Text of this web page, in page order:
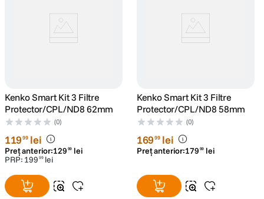
card memorie
dji mic mini
10. insta 360
Kenko Smart Kit 3 Filtre
Protector/CPL/ND8 62mm
(0)
11999 lei
Preț anterior:129 99 lei
PRP: 199 99 lei
Kenko Smart Kit 3 Filtre
Protector/CPL/ND8 58mm
(0)
16999 lei
Preț anterior:179 99 lei